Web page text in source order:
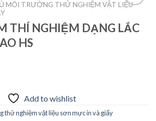
Add to
MÔI TRƯỜNG THỬ NGHIỆM VẬT LIỆU
THÍ NGHIỆM DẠNG LẮC
HS
Add to wishlist
thử nghiệm vật liệu sơn mực in và giấy